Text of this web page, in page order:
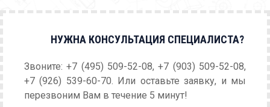
НУЖНА КОНСУЛЬТАЦИЯ СПЕЦИАЛИСТА?
Звоните: +7 (495) 509-52-08, +7 (903) 509-52-08,
+7 (926) 539-60-70. Или оставьте заявку, и мы
перезвоним Вам в течение 5 минут!